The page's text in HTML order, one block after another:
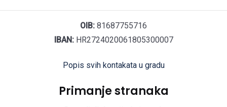
OIB: 81687755716
IBAN:HR2724020061805300007
Popis svih kontakata u gradu
Primanje stranaka